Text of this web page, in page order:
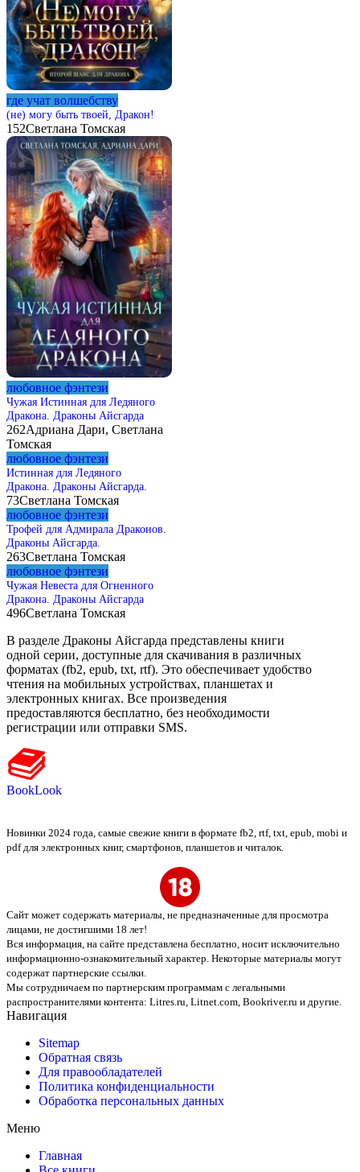
где учат волшебству
(не) могу быть твоей, Дракон!
152Светлана Томская
любовное фэнтези
Чужая Истинная для Ледяного
Дракона. Драконы Айсгарда
262Адриана Дари, Светлана
Томская
любовное фэнтези
Истинная для Ледяного
Дракона. Драконы Айсгарда.
73Светлана Томская
любовное фэнтези
Трофей для Адмирала Драконов.
Драконы Айсгарда.
263Светлана Томская
любовное фэнтези
Чужая Невеста для Огненного
Дракона. Драконы Айсгарда
496Светлана Томская
В разделе Драконы Айсгарда представлены книги
одной серии, доступные для скачивания в различных
форматах (fb2, epub, txt, rtf). Это обеспечивает удобство
чтения на мобильных устройствах, планшетах и
электронных книгах. Все произведения
предоставляются бесплатно, без необходимости
регистрации или отправки SMS.
BookLook
Новинки 2024 года, самые свежие книги в формате fb2, rtf, txt, epub, mobi и
pdf для электронных книг, смартфонов, планшетов и читалок.
Сайт может содержать материалы, не предназначенные для просмотра
лицами, не достигшими 18 лет!
Вся информация, на сайте представлена бесплатно, носит исключительно
информационно-ознакомительный характер. Некоторые материалы могут
содержат партнерские ссылки.
Мы сотрудничаем по партнерским программам с легальными
распространителями контента: Litres.ru, Litnet.com, Bookriver.ru и другие.
Навигация
Sitemap
Обратная связь
Для правообладателей
Политика конфиденциальности
Обработка персональных данных
Меню
Главная